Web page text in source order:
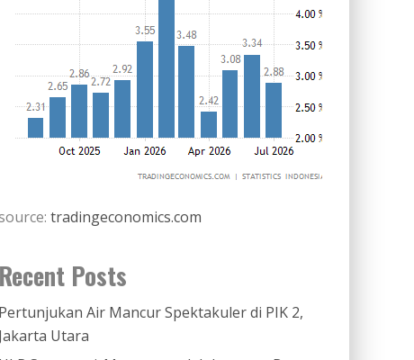
tradingeconomics.com
Recent Posts
Pertunjukan Air Mancur Spektakuler di PIK 2,
Jakarta Utara